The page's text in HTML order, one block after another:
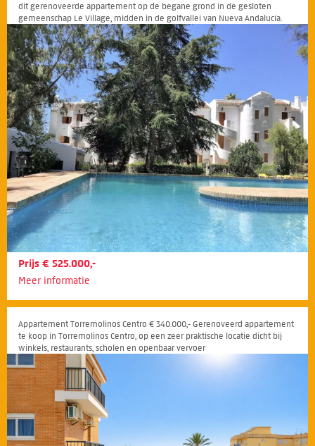
dit gerenoveerde appartement op de begane grond in de gesloten
gemeenschap Le Village, midden in de golfvallei van Nueva Andalucía.
Prijs € 525.000,-
Meer informatie
Appartement Torremolinos Centro € 340.000,- Gerenoveerd appartement
te koop in Torremolinos Centro, op een zeer praktische locatie dicht bij
winkels, restaurants, scholen en openbaar vervoer